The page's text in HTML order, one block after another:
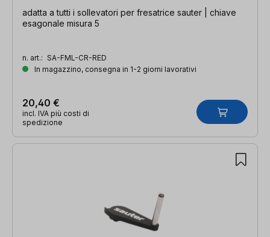
adatta a tutti i sollevatori per fresatrice sauter | chiave
esagonale misura 5
n. art.: SA-FML-CR-RED
In magazzino, consegna in 1-2 giorni lavorativi
20,40 €
incl. IVA più costi di
spedizione